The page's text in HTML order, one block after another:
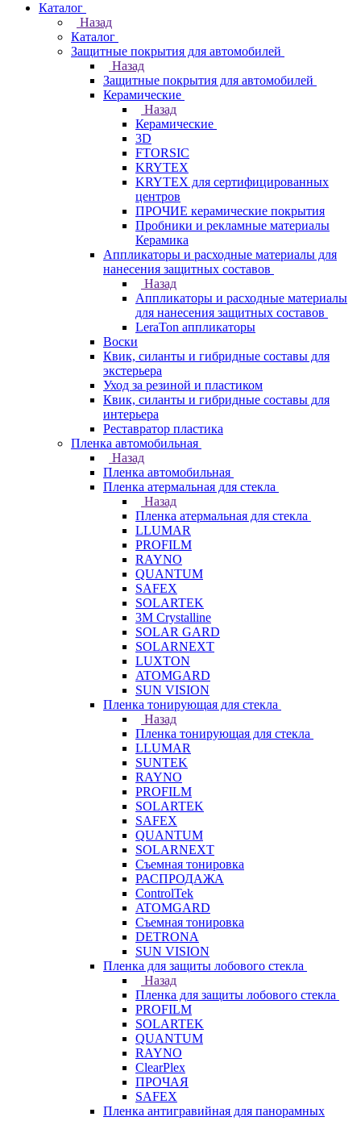
Каталог
Назад
Каталог
Защитные покрытия для автомобилей
Назад
Защитные покрытия для автомобилей
Керамические
Назад
Керамические
3D
FTORSIC
KRYTEX
KRYTEX для сертифицированных
центров
ПРОЧИЕ керамические покрытия
Пробники и рекламные материалы
Керамика
Аппликаторы и расходные материалы для
нанесения защитных составов
Назад
Аппликаторы и расходные материалы
для нанесения защитных составов
LeraTon аппликаторы
Воски
Квик, силанты и гибридные составы для
экстерьера
Уход за резиной и пластиком
Квик, силанты и гибридные составы для
интерьера
Реставратор пластика
Пленка автомобильная
Назад
Пленка автомобильная
Пленка атермальная для стекла
Назад
Пленка атермальная для стекла
LLUMAR
PROFILM
RAYNO
QUANTUM
SAFEX
SOLARTEK
3M Crystalline
SOLAR GARD
SOLARNEXT
LUXTON
ATOMGARD
SUN VISION
Пленка тонирующая для стекла
Назад
Пленка тонирующая для стекла
LLUMAR
SUNTEK
RAYNO
PROFILM
SOLARTEK
SAFEX
QUANTUM
SOLARNEXT
Съемная тонировка
РАСПРОДАЖА
ControlTek
ATOMGARD
Съемная тонировка
DETRONA
SUN VISION
Пленка для защиты лобового стекла
Назад
Пленка для защиты лобового стекла
PROFILM
SOLARTEK
QUANTUM
RAYNO
ClearPlex
ПРОЧАЯ
SAFEX
Пленка антигравийная для панорамных